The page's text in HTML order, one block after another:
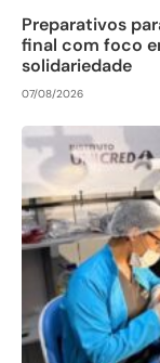
Preparativos
final com foco
solidariedade
07/08/2026